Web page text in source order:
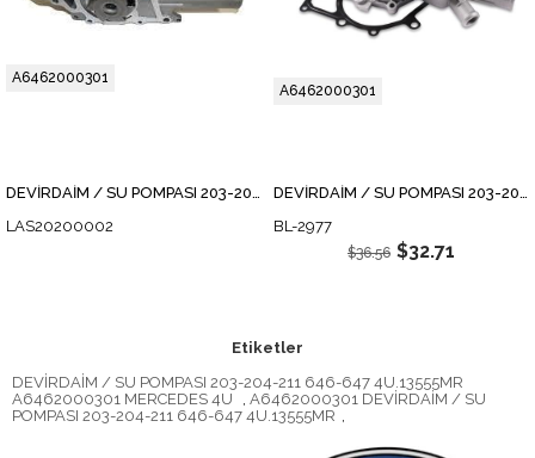
DEVİRDAİM / SU POMPASI 203-204-211 646-647
LAS20200002
A6462000301
DEVİRDAİM / SU POMPASI 203-204-211 646-647
BL-2977
$32.71
$36.56
A6462000301
Etiketler
DEVİRDAİM / SU POMPASI 203-204-211 646-647 4U.13555MR
A6462000301 MERCEDES 4U
, A6462000301 DEVİRDAİM / SU
POMPASI 203-204-211 646-647 4U.13555MR ,